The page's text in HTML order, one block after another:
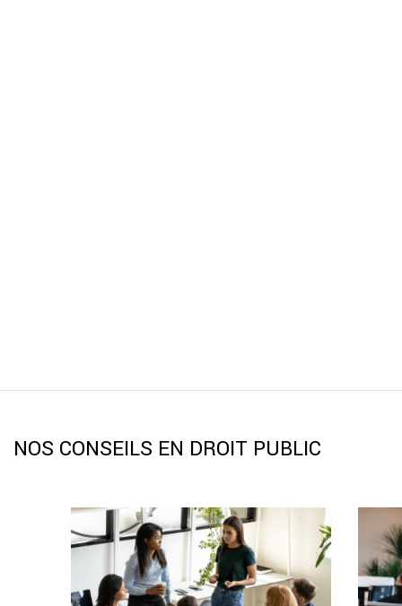
NOS CONSEILS EN DROIT PUBLIC